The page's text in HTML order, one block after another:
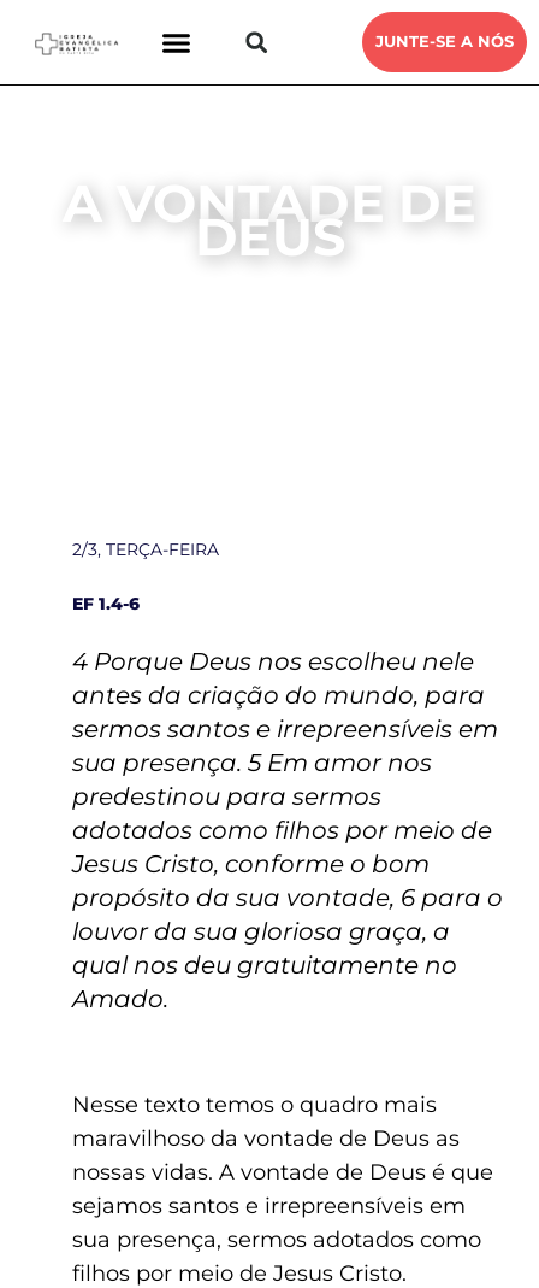
JUNTE-SE A NÓS
A VONTADE DE
DEUS
2/3, TERÇA-FEIRA
EF 1.4-6
4 Porque Deus nos escolheu nele
antes da criação do mundo, para
sermos santos e irrepreensíveis em
sua presença. 5 Em amor nos
predestinou para sermos
adotados como filhos por meio de
Jesus Cristo, conforme o bom
propósito da sua vontade, 6 para o
louvor da sua gloriosa graça, a
qual nos deu gratuitamente no
Amado.
Nesse texto temos o quadro mais
maravilhoso da vontade de Deus as
nossas vidas. A vontade de Deus é que
sejamos santos e irrepreensíveis em
sua presença, sermos adotados como
filhos por meio de Jesus Cristo.